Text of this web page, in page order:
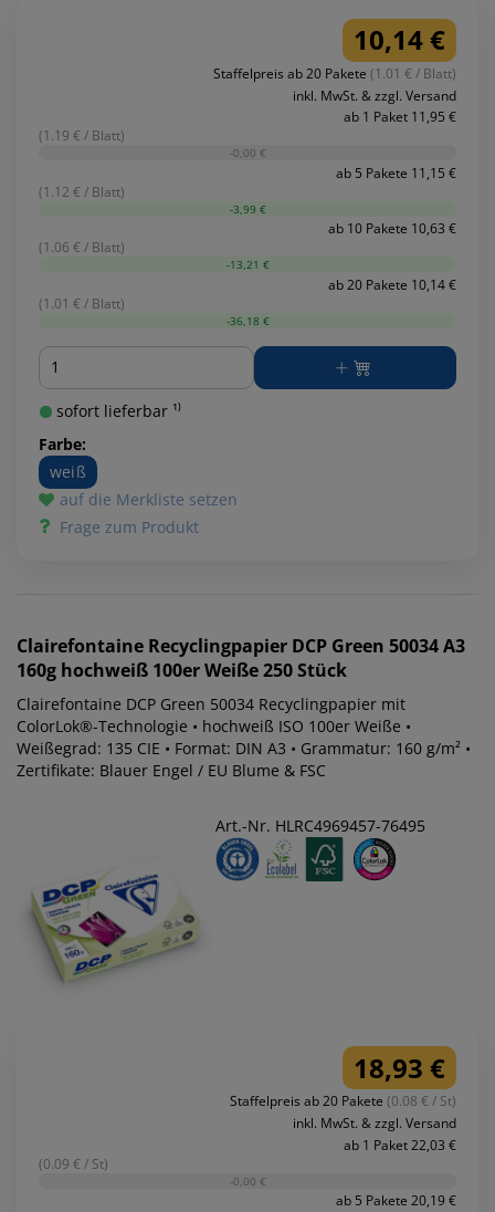
10,14 €
Staffelpreis ab 20 Pakete (1.01 € / Blatt)
inkl. MwSt. & zzgl. Versand
ab 1 Paket 11,95 €
(1.19 € / Blatt)
-0,00 €
ab 5 Pakete 11,15 €
(1.12 € / Blatt)
-3,99 €
ab 10 Pakete 10,63 €
(1.06 € / Blatt)
-13,21 €
ab 20 Pakete 10,14 €
(1.01 € / Blatt)
-36,18 €
Menge
sofort lieferbar ¹⁾
Farbe:
weiß
auf die Merkliste setzen
Frage zum Produkt
Clairefontaine Recyclingpapier DCP Green 50034 A3
160g hochweiß 100er Weiße 250 Stück
Clairefontaine DCP Green 50034 Recyclingpapier mit
ColorLok®-Technologie • hochweiß ISO 100er Weiße •
Weißegrad: 135 CIE • Format: DIN A3 • Grammatur: 160 g/m² •
Zertifikate: Blauer Engel / EU Blume & FSC
Art.-Nr. HLRC4969457-76495
18,93 €
Staffelpreis ab 20 Pakete (0.08 € / St)
inkl. MwSt. & zzgl. Versand
ab 1 Paket 22,03 €
(0.09 € / St)
-0,00 €
ab 5 Pakete 20,19 €